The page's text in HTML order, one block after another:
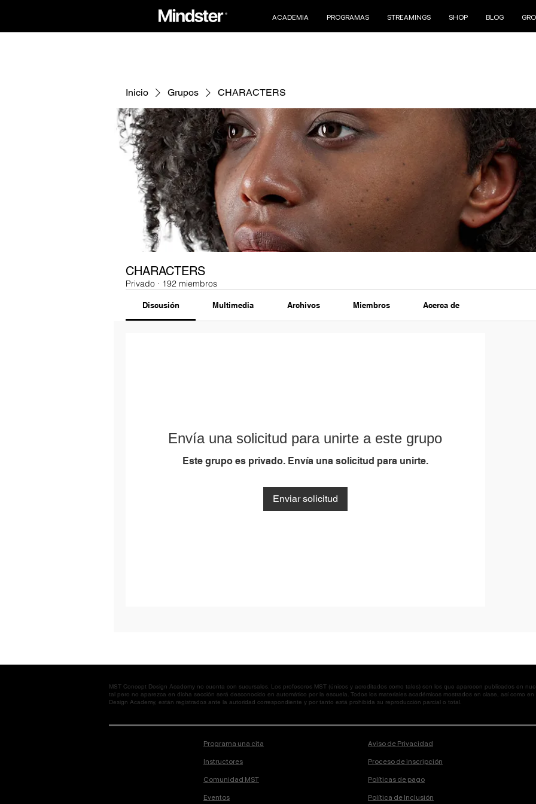
ACADEMIA PROGRAMAS STREAMINGS SHOP BLOG
Inicio Grupos CHARACTERS
CHARACTERS
Privado · 192 miembros
Discusión Multimedia Archivos Miembros Acerca de
Envía una solicitud para unirte a este grupo
Este grupo es privado. Envía una solicitud para unirte.
Enviar solicitud
MST Concept Design Academy no cuenta con sucursales. Los profesores MST (únicos y acreditados como tales) son los que aparecen publicados en
tal pero no aparezca en dicha sección será desconocido en automático por la escuela. Todos los materiales académicos mostrados en clase, así como
Design Academy, están registrados ante la autoridad correspondiente y por tanto está prohibida su reproducción parcial o total.
Programa una cita
Instructores
Comunidad MST
Eventos
Aviso de Privacidad
Proceso de inscripción
Políticas de pago
Política de Inclusión